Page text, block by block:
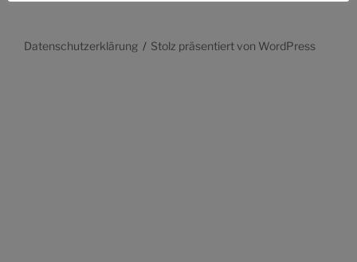
Datenschutzerklärung Stolz präsentiert von WordPress